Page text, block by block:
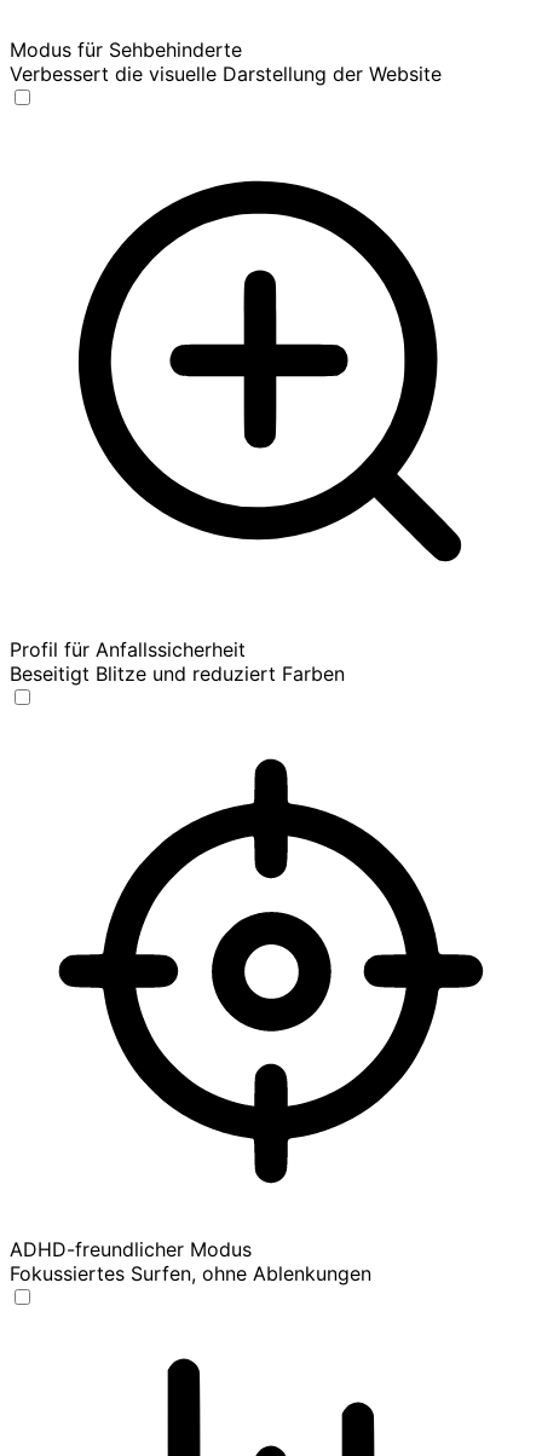
Modus für Sehbehinderte
Verbessert die visuelle Darstellung der Website
Profil für Anfallssicherheit
Beseitigt Blitze und reduziert Farben
ADHD-freundlicher Modus
Fokussiertes Surfen, ohne Ablenkungen